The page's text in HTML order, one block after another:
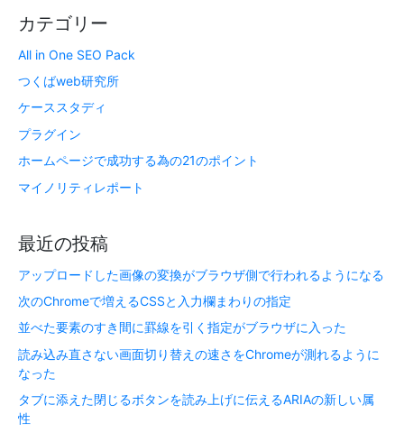
カテゴリー
All in One SEO Pack
つくばweb研究所
ケーススタディ
プラグイン
ホームページで成功する為の21のポイント
マイノリティレポート
最近の投稿
アップロードした画像の変換がブラウザ側で行われるようになる
次のChromeで増えるCSSと入力欄まわりの指定
並べた要素のすき間に罫線を引く指定がブラウザに入った
読み込み直さない画面切り替えの速さをChromeが測れるように
なった
タブに添えた閉じるボタンを読み上げに伝えるARIAの新しい属
性